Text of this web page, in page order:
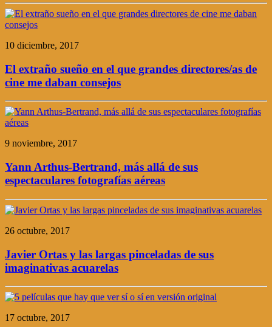
10 diciembre, 2017
El extraño sueño en el que grandes directores/as de
cine me daban consejos
9 noviembre, 2017
Yann Arthus-Bertrand, más allá de sus
espectaculares fotografías aéreas
26 octubre, 2017
Javier Ortas y las largas pinceladas de sus
imaginativas acuarelas
17 octubre, 2017